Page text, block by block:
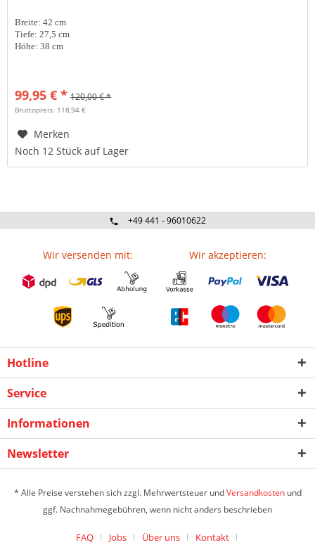
Breite: 42 cm
Tiefe: 27,5 cm
Höhe: 38 cm
99,95 € * 120,00 € *
Bruttopreis: 118,94 €
Merken
Noch 12 Stück auf Lager
+49 441 - 96010622
Wir versenden mit: Wir akzeptieren:
Hotline
Service
Informationen
Newsletter
* Alle Preise verstehen sich zzgl. Mehrwertsteuer undVersandkostenund
ggf. Nachnahmegebühren, wenn nicht anders beschrieben
FAQ Jobs Über uns Kontakt